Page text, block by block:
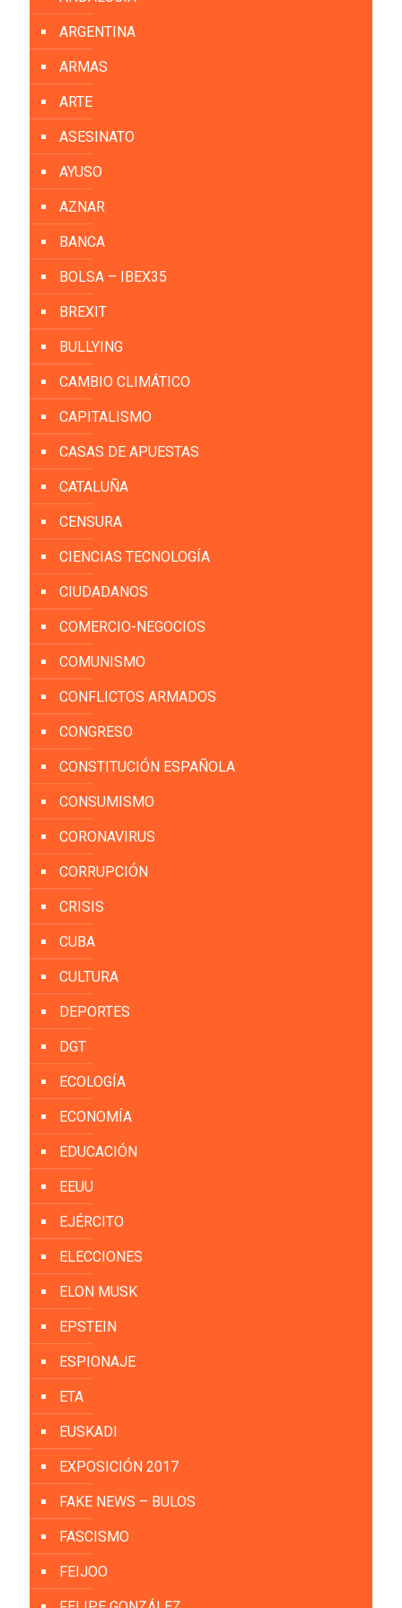
ARGENTINA
ARMAS
ARTE
ASESINATO
AYUSO
AZNAR
BANCA
BOLSA – IBEX35
BREXIT
BULLYING
CAMBIO CLIMÁTICO
CAPITALISMO
CASAS DE APUESTAS
CATALUÑA
CENSURA
CIENCIAS TECNOLOGÍA
CIUDADANOS
COMERCIO-NEGOCIOS
COMUNISMO
CONFLICTOS ARMADOS
CONGRESO
CONSTITUCIÓN ESPAÑOLA
CONSUMISMO
CORONAVIRUS
CORRUPCIÓN
CRISIS
CUBA
CULTURA
DEPORTES
DGT
ECOLOGÍA
ECONOMÍA
EDUCACIÓN
EEUU
EJÉRCITO
ELECCIONES
ELON MUSK
EPSTEIN
ESPIONAJE
ETA
EUSKADI
EXPOSICIÓN 2017
FAKE NEWS – BULOS
FASCISMO
FEIJOO